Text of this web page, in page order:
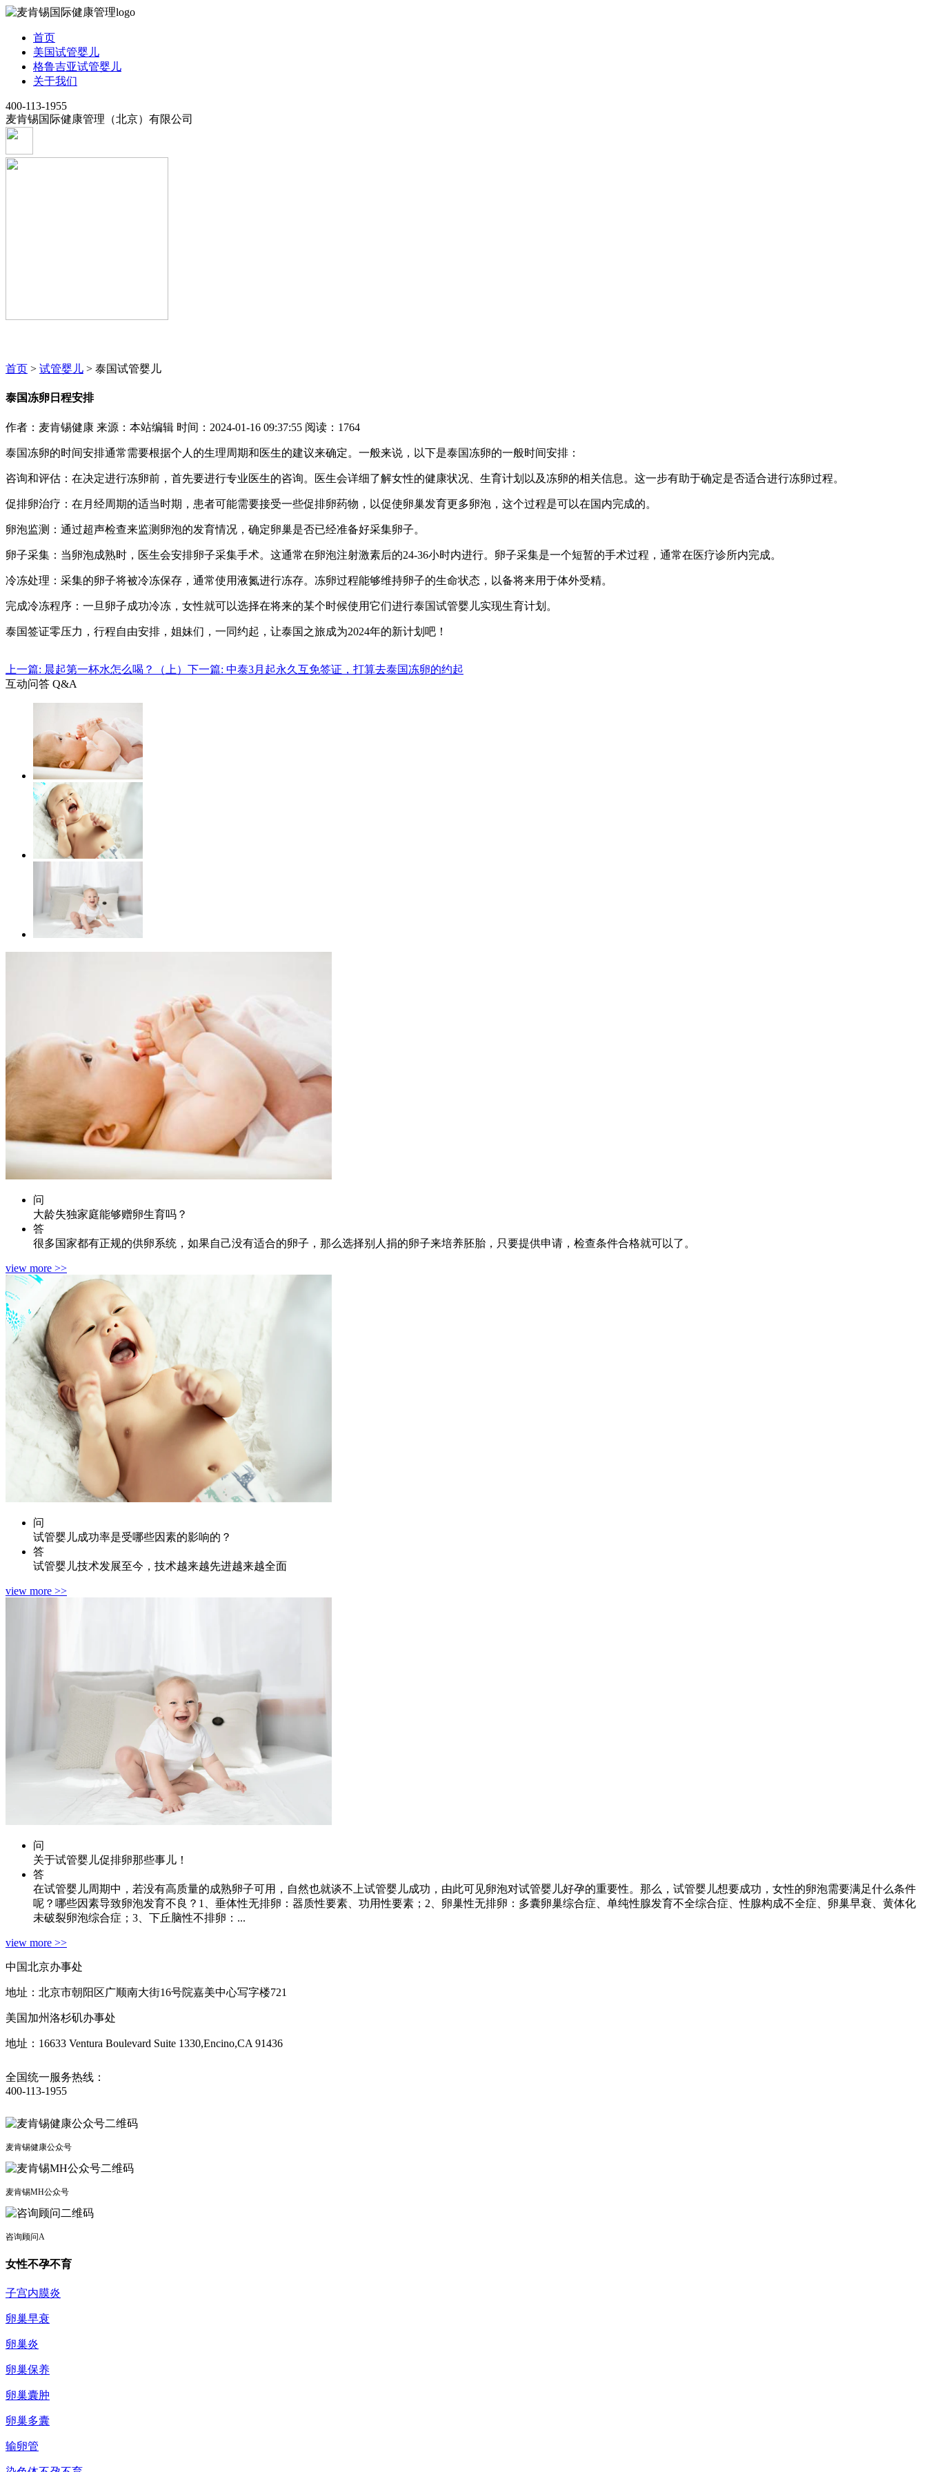
首页
美国试管婴儿
格鲁吉亚试管婴儿
关于我们
400-113-1955
麦肯锡国际健康管理（北京）有限公司
首页 > 试管婴儿 > 泰国试管婴儿
泰国冻卵日程安排
作者：麦肯锡健康 来源：本站编辑 时间：2024-01-16 09:37:55 阅读：1764
泰国冻卵的时间安排通常需要根据个人的生理周期和医生的建议来确定。一般来说，以下是泰国冻卵的一般时间安排：
咨询和评估：在决定进行冻卵前，首先要进行专业医生的咨询。医生会详细了解女性的健康状况、生育计划以及冻卵的相关信息。这一步有助于确定是否适合进行冻卵过程。
促排卵治疗：在月经周期的适当时期，患者可能需要接受一些促排卵药物，以促使卵巢发育更多卵泡，这个过程是可以在国内完成的。
卵泡监测：通过超声检查来监测卵泡的发育情况，确定卵巢是否已经准备好采集卵子。
卵子采集：当卵泡成熟时，医生会安排卵子采集手术。这通常在卵泡注射激素后的24-36小时内进行。卵子采集是一个短暂的手术过程，通常在医疗诊所内完成。
冷冻处理：采集的卵子将被冷冻保存，通常使用液氮进行冻存。冻卵过程能够维持卵子的生命状态，以备将来用于体外受精。
完成冷冻程序：一旦卵子成功冷冻，女性就可以选择在将来的某个时候使用它们进行泰国试管婴儿实现生育计划。
泰国签证零压力，行程自由安排，姐妹们，一同约起，让泰国之旅成为2024年的新计划吧！
上一篇: 晨起第一杯水怎么喝？（上） 下一篇: 中泰3月起永久互免签证，打算去泰国冻卵的约起
互动问答 Q&A
问
大龄失独家庭能够赠卵生育吗？
答
很多国家都有正规的供卵系统，如果自己没有适合的卵子，那么选择别人捐的卵子来培养胚胎，只要提供申请，检查条件合格就可以了。
view more >>
问
试管婴儿成功率是受哪些因素的影响的？
答
试管婴儿技术发展至今，技术越来越先进越来越全面
view more >>
问
关于试管婴儿促排卵那些事儿！
答
在试管婴儿周期中，若没有高质量的成熟卵子可用，自然也就谈不上试管婴儿成功，由此可见卵泡对试管婴儿好孕的重要性。那么，试管婴儿想要成功，女性的卵泡需要满足什么条件
呢？哪些因素导致卵泡发育不良？1、垂体性无排卵：器质性要素、功用性要素；2、卵巢性无排卵：多囊卵巢综合症、单纯性腺发育不全综合症、性腺构成不全症、卵巢早衰、黄体化
未破裂卵泡综合症；3、下丘脑性不排卵：...
view more >>
中国北京办事处
地址：北京市朝阳区广顺南大街16号院嘉美中心写字楼721
美国加州洛杉矶办事处
地址：16633 Ventura Boulevard Suite 1330,Encino,CA 91436
全国统一服务热线：
400-113-1955
麦肯锡健康公众号
麦肯锡MH公众号
咨询顾问A
女性不孕不育
子宫内膜炎
卵巢早衰
卵巢炎
卵巢保养
卵巢囊肿
卵巢多囊
输卵管